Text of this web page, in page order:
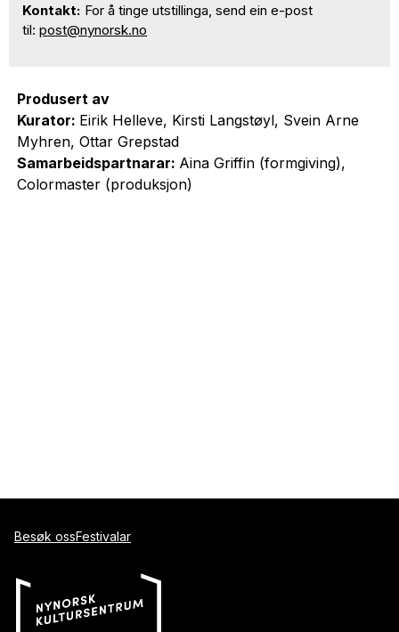
Kontakt: For å tinge utstillinga, send ein e-post
til:post@nynorsk.no
Produsert av
Kurator: Eirik Helleve, Kirsti Langstøyl, Svein Arne
Myhren, Ottar Grepstad
Samarbeidspartnarar: Aina Griffin (formgiving),
Colormaster (produksjon)
Besøk ossFestivalar